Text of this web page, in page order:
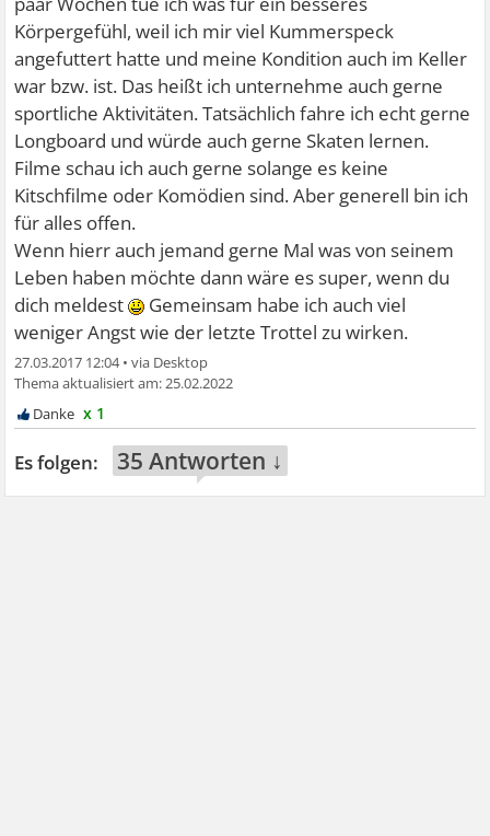
Körpergefühl, weil ich mir viel Kummerspeck
angefuttert hatte und meine Kondition auch im Keller
war bzw. ist. Das heißt ich unternehme auch gerne
sportliche Aktivitäten. Tatsächlich fahre ich echt gerne
Longboard und würde auch gerne Skaten lernen.
Filme schau ich auch gerne solange es keine
Kitschfilme oder Komödien sind. Aber generell bin ich
für alles offen.
Wenn hierr auch jemand gerne Mal was von seinem
Leben haben möchte dann wäre es super, wenn du
dich meldest
Gemeinsam habe ich auch viel
weniger Angst wie der letzte Trottel zu wirken.
27.03.2017 12:04•
25.02.2022
x 1
35 Antworten ↓